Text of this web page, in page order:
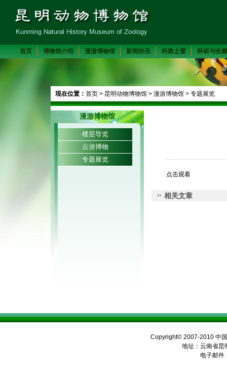
首页 博物馆介绍 漫游博物馆 新闻快讯 科教之窗 科研与收藏
现在位置： 首页 > 昆明动物博物馆 > 漫游博物馆 > 专题展览
漫游博物馆
楼层导览
云游博物
专题展览
点击观看
相关文章
Copyright© 2007-2010 中
地址：云南省昆
电子邮